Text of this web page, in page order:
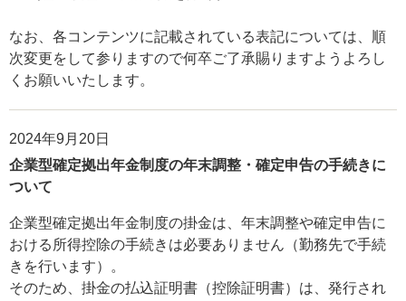
なお、各コンテンツに記載されている表記については、順
次変更をして参りますので何卒ご了承賜りますようよろし
くお願いいたします。
2024年9月20日
企業型確定拠出年金制度の年末調整・確定申告の手続きに
ついて
企業型確定拠出年金制度の掛金は、年末調整や確定申告に
おける所得控除の手続きは必要ありません（勤務先で手続
きを行います）。
そのため、掛金の払込証明書（控除証明書）は、発行され